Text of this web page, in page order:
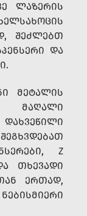
ᲚᲐᲖᲔᲠᲘᲡ
ᲨᲔᲫᲚᲔᲑᲗ
ᲓᲐ
ᲛᲔᲢᲐᲚᲘᲡ
ᲛᲐᲦᲐᲚᲘ
Z
ᲗᲮᲔᲕᲐᲓᲘ
ᲔᲠᲗᲐᲓ,